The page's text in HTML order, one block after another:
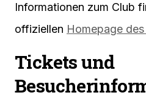
Informationen zum Club
offiziellen Homepage
Tickets und